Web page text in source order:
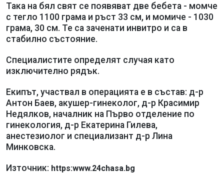
Така на бял свят се появяват две бебета - момче
с тегло 1100 грама и ръст 33 см, и момиче - 1030
грама, 30 см. Те са заченати инвитро и са в
стабилно състояние.
Специалистите определят случая като
изключително рядък.
Екипът, участвал в операцията е в състав: д-р
Антон Баев, акушер-гинеколог, д-р Красимир
Недялков, началник на Първо отделение по
гинекология, д-р Екатерина Гилева,
анестезиолог и специализант д-р Лина
Минковска.
Източник: https:www.24chasa.bg